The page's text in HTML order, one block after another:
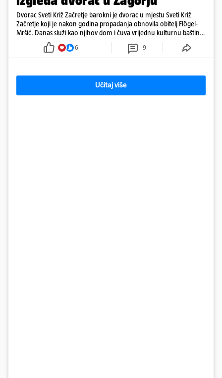
Dvorac Sveti Križ Začretje barokni je dvorac u mjestu Sveti Križ
Začretje koji je nakon godina propadanja obnovila obitelj Flögel-
Mršić. Danas služi kao njihov dom i čuva vrijednu kulturnu baštinu
davno zaboravljenog vremena
6 9
Učitaj više